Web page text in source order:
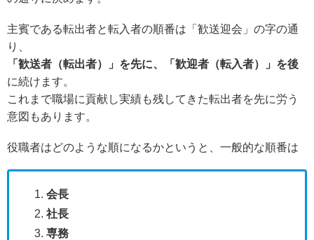
主賓である転出者と転入者の順番は「歓送迎会」の字の通
り、
「歓送者（転出者）」を先に、「歓迎者（転入者）」を後
に続けます。
これまで職場に貢献し実績も残してきた転出者を先に労う
意図もあります。
役職者はどのような順になるかというと、一般的な順番は
会長
社長
専務